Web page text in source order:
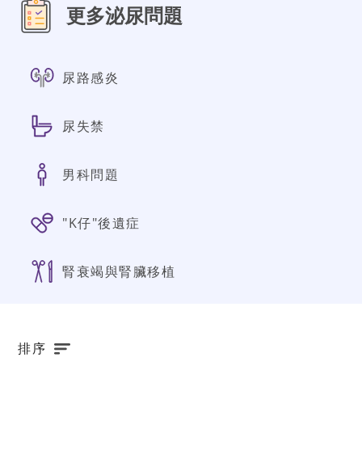
更多泌尿問題
尿路感炎
尿失禁
男科問題
"K仔"後遺症
腎衰竭與腎臟移植
排序